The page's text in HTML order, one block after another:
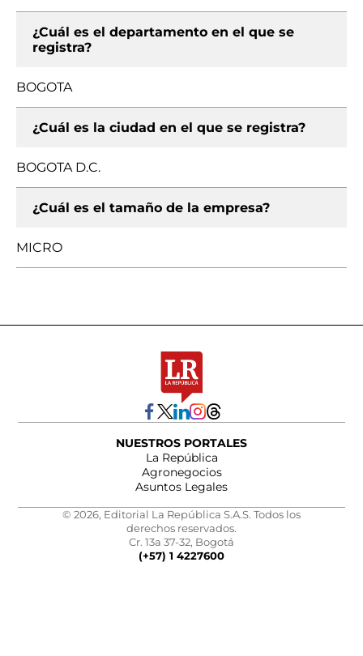
¿Cuál es el departamento en el que se
registra?
BOGOTA
¿Cuál es la ciudad en el que se registra?
BOGOTA D.C.
¿Cuál es el tamaño de la empresa?
MICRO
NUESTROS PORTALES
La República
Agronegocios
Asuntos Legales
© 2026, Editorial La República S.A.S. Todos los
derechos reservados.
Cr. 13a 37-32, Bogotá
(+57) 1 4227600